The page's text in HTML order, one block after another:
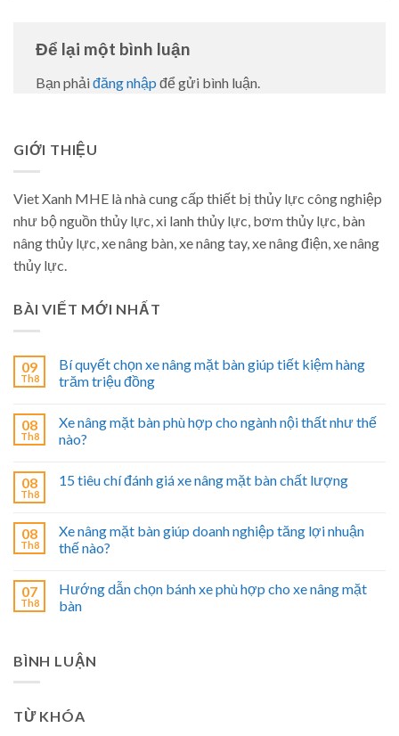
Để lại một bình luận
Bạn phải đăng nhập để gửi bình luận.
GIỚI THIỆU
Viet Xanh MHE là nhà cung cấp thiết bị thủy lực công nghiệp
như bộ nguồn thủy lực, xi lanh thủy lực, bơm thủy lực, bàn
nâng thủy lực, xe nâng bàn, xe nâng tay, xe nâng điện, xe nâng
thủy lực.
BÀI VIẾT MỚI NHẤT
09
Th8
Bí quyết chọn xe nâng mặt bàn giúp tiết kiệm hàng
trăm triệu đồng
08
Th8
Xe nâng mặt bàn phù hợp cho ngành nội thất như thế
nào?
08
Th8
15 tiêu chí đánh giá xe nâng mặt bàn chất lượng
08
Th8
Xe nâng mặt bàn giúp doanh nghiệp tăng lợi nhuận
thế nào?
07
Th8
Hướng dẫn chọn bánh xe phù hợp cho xe nâng mặt
bàn
BÌNH LUẬN
TỪ KHÓA